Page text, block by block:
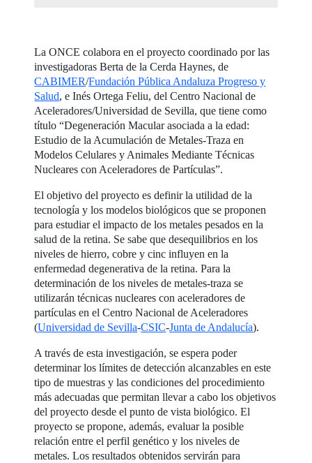
La ONCE colabora en el proyecto coordinado por las
investigadoras Berta de la Cerda Haynes, de
CABIMER/Fundación Pública Andaluza Progreso y
Salud, e Inés Ortega Feliu, del Centro Nacional de
Aceleradores/Universidad de Sevilla, que tiene como
título “Degeneración Macular asociada a la edad:
Estudio de la Acumulación de Metales-Traza en
Modelos Celulares y Animales Mediante Técnicas
Nucleares con Aceleradores de Partículas”.
El objetivo del proyecto es definir la utilidad de la
tecnología y los modelos biológicos que se proponen
para estudiar el impacto de los metales pesados en la
salud de la retina. Se sabe que desequilibrios en los
niveles de hierro, cobre y cinc influyen en la
enfermedad degenerativa de la retina. Para la
determinación de los niveles de metales-traza se
utilizarán técnicas nucleares con aceleradores de
partículas en el Centro Nacional de Aceleradores
(Universidad de Sevilla-CSIC-Junta de Andalucía).
A través de esta investigación, se espera poder
determinar los límites de detección alcanzables en este
tipo de muestras y las condiciones del procedimiento
más adecuadas que permitan llevar a cabo los objetivos
del proyecto desde el punto de vista biológico. El
proyecto se propone, además, evaluar la posible
relación entre el perfil genético y los niveles de
metales. Los resultados obtenidos servirán para